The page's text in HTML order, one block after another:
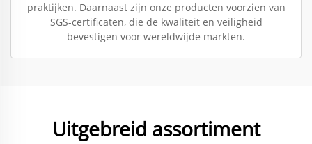
praktijken. Daarnaast zijn onze producten voorzien van
SGS-certificaten, die de kwaliteit en veiligheid
bevestigen voor wereldwijde markten.
Uitgebreid assortiment